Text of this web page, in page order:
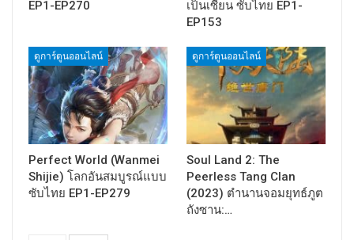
EP1-EP270
เป็นเซียน ซับไทย EP1-
EP153
ดูการ์ตูนออนไลน์
Perfect World (Wanmei
Shijie) โลกอันสมบูรณ์แบบ
ซับไทย EP1-EP279
ดูการ์ตูนออนไลน์
Soul Land 2: The
Peerless Tang Clan
(2023) ตำนานจอมยุทธ์ภูต
ถังซาน:…